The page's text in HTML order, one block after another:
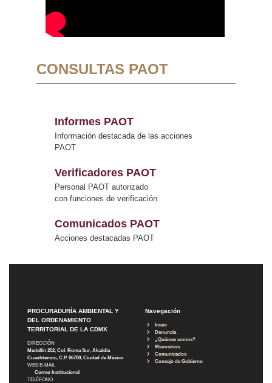
CONSULTAS PAOT
Informes PAOT
Información destacada de las acciones
PAOT
Verificadores PAOT
Personal PAOT autorizado
con funciones de verificación
Comunicados PAOT
Acciones destacadas PAOT
PROCURADURÍA AMBIENTAL Y
DEL ORDENAMIENTO
TERRITORIAL DE LA CDMX
DIRECCIÓN
Medellín 202, Col. Roma Sur, Alcaldía
Cuauhtémoc, C.P. 06700, Ciudad de México
WEB E-MAIL
Correo Institucional
TELÉFONO
Navegación
Inicio
Denuncia
¿Quiénes somos?
Micrositios
Comunicados
Consejo de Gobierno